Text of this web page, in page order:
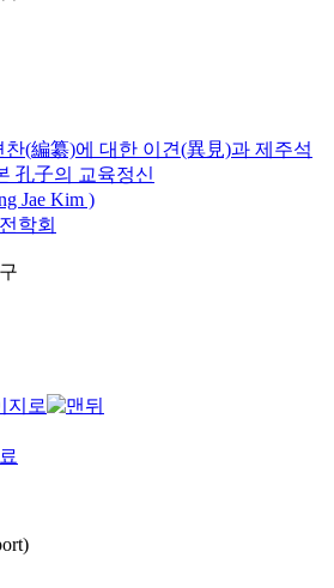
찬(編纂)에 대한 이견(異見)과 제주석
孔子의 교육정신
Jae Kim )
학회